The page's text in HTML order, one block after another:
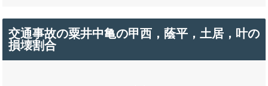
交通事故の粟井中亀の甲西，蔭平，土居，叶の
損壊割合